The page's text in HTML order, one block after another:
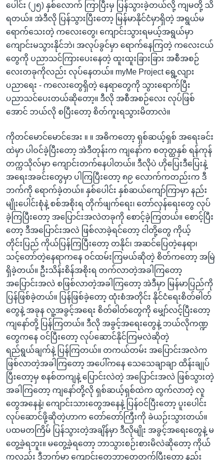
ပေါင်း (၂၅) နှစ်လောက် ကြာပြီးမှ ပြန်သွားခဲ့တယ်လို့ ကျမတို့ သိ
ရတယ်။ အဲဒီလို ပြန်သွားပြီးတော့ မြန်မာနိုင်ငံမှာရှိတဲ့ အရွယ်မ
ရောက်သေးတဲ့ ကလေးတွေ၊ ကျောင်းသွားရမယ့်အရွယ်မှာ
ကျောင်းမသွားနိုင်ဘဲ၊ အလုပ်ခွင်မှာ ရောက်နေကြတဲ့ ကလေးငယ်
တွေကို ပညာသင်ကြားပေးနေတဲ့ ထူးထူးခြားခြား အစီအစဉ်
လေးတခုကိုလည်း လုပ်နေတယ်။ myMe Project ရွေ့လျား
ပညာရေး - ကလေးတွေရှိတဲ့ နေရာတွေကို သွားရောက်ပြီး
ပညာသင်ပေးတယ်ဆိုတော့။ ဒီလို အစီအစဉ်လေး လုပ်ဖြစ်
အောင် ဘယ်လို စပြီးတော့ စိတ်ကူးရသွားမိတာလဲ။
ကိုတင်မောင်မောင်အေး ။ ။ အဓိကတော့ ရှစ်ဆယ့်ရှစ် အရေးခင်း
ထဲမှာ ပါဝင်ခဲ့ပြီးတော့ အဲဒီတုန်းက ကျနော်က စတုတ္ထနှစ် ရန်ကုန်
တက္ကသိုလ်မှာ ကျောင်းတက်နေပါတယ်။ ဒီလိုပဲ ဟိုပြေးဒီပြေးနဲ့
အရေးအခင်းတွေမှာ ပါကြပြီးတော့ ၈၉ လောက်ကတည်းက ဒီ
ဘက်ကို ရောက်ခဲ့တယ်။ နှစ်ပေါင်း နှစ်ဆယ်ကျော်ကြာမှာ နည်း
မျိုးပေါင်းစုံနဲ့ စစ်အစိုးရ တိုက်ဖျက်ရေး၊ တော်လှန်ရေးတွေ လုပ်
ခဲ့ကြပြီးတော့ အပြောင်းအလဲတခုကို စောင့်ခဲ့ကြတယ်။ စောင့်ပြီး
တော့ ဒီအပြောင်းအလဲ ဖြစ်လာခဲ့ရင်တော့ ငါတို့တွေ ကိုယ့်
တိုင်းပြည် ကိုယ်ပြန်ကြပြီးတော့ တနိုင်၊ အဆင်ပြေတဲ့နေရာ၊
သင့်တော်တဲ့နေရာကနေ ဝင်ထမ်းကြမယ်ဆိုတဲ့ စိတ်ကတော့ အမြဲ
ရှိခဲ့တယ်။ ဦးသိန်းစိန်အစိုးရ တက်လာတဲ့အခါကြတော့
အပြောင်းအလဲ စဖြစ်လာတဲ့အခါကြတော့ အဲဒီမှာ မြန်မာပြည်ကို
ပြန်ဖြစ်ခဲ့တယ်။ ပြန်ဖြစ်ခဲ့တော့ ထုံးစံအတိုင်း နိုင်ငံရေးစိတ်ဓါတ်
တွေနဲ့ အခုန လူ့အခွင့်အရေး စိတ်ဓါတ်တွေကို မျှော်လင့်ပြီးတော့
ကျနော်တို့ ပြန်ကြတယ်။ ဒီလို အခွင့်အရေးတွေနဲ့ ဘယ်လိုကဏ္ဍ
တွေကနေ ဝင်ပြီးတော့ လုပ်ဆောင်နိုင်ကြမလဲဆိုတဲ့
ရည်ရွယ်ချက်နဲ့ ပြန်ကြတယ်။ တကယ်တမ်း အပြောင်းအလဲက
ဖြစ်လာတဲ့အခါကြတော့ အပေါ်ကနေ သေသေချာချာ ထိန်းချုပ်
ပြီးတော့မှ စနစ်တကျနဲ့ ပြောင်းလဲတဲ့ အပြောင်းအလဲ ဖြစ်သွားတဲ့
အခါကြတော့ ကျနော်တို့လို ရှစ်ဆယ့်ရှစ်ထဲက ထွက်လာတဲ့ လူ
တွေအနေနဲ့၊ ကျောင်းသားတွေအနေနဲ့ ပြန်ဝင်ပြီးတော့ ပူးပေါင်း
လုပ်ဆောင်ဖို့ဆိုတဲ့ဟာက တော်တော်ကြီးကို ခဲယဉ်းသွားတယ်။
ပထမတကြိမ် ပြန်သွားတဲ့အချိန်မှာ ဒီလိုမျိုး အခွင့်အရေးတွေနဲ့ မ
တွေ့ခဲ့ရဘူး။ မတွေ့ခဲ့ရတော့ ဘာသွားစဉ်းစားမိလဲဆိုတော့ ကိုယ်
ကလည်း ဒီဘက်မှာ ကျောင်းတွေဘာတွေတက်ပြီးတော့ နည်း